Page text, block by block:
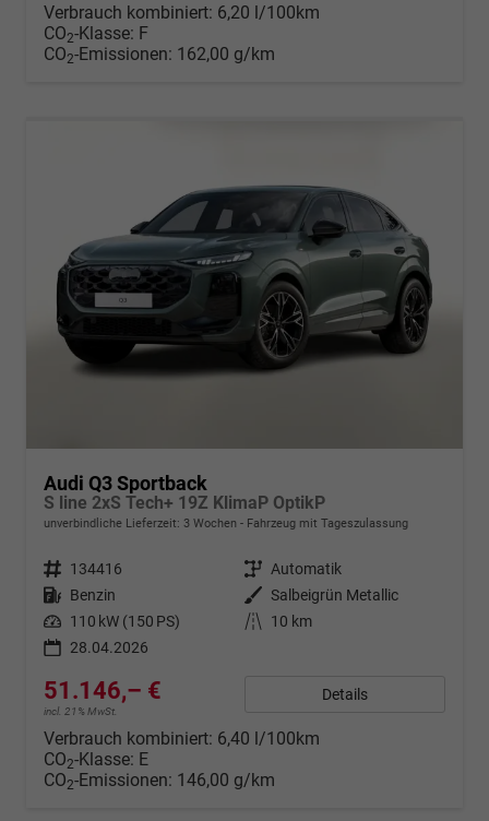
Verbrauch kombiniert: 6,20 l/100km
CO2-Klasse: F
CO2-Emissionen: 162,00 g/km
Audi Q3 Sportback
S line 2xS Tech+ 19Z KlimaP OptikP
unverbindliche Lieferzeit: 3 Wochen Fahrzeug mit Tageszulassung
Fahrzeugnr. 134416 Getriebe Automatik
Kraftstoff Benzin Außenfarbe Salbeigrün Metallic
Leistung 110 kW (150 PS) Kilometerstand
10 km
28.04.2026
51.146,– €
incl. 21% MwSt.
Details
Verbrauch kombiniert: 6,40 l/100km
CO2-Klasse: E
CO2-Emissionen: 146,00 g/km